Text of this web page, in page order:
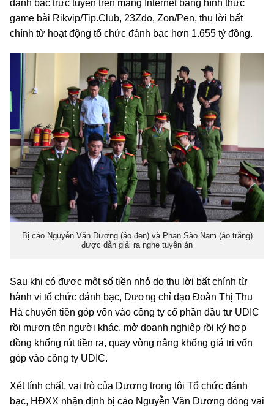
đánh bạc trực tuyến trên mạng Internet bằng hình thức
game bài Rikvip/Tip.Club, 23Zdo, Zon/Pen, thu lời bất
chính từ hoạt động tổ chức đánh bạc hơn 1.655 tỷ đồng.
Bị cáo Nguyễn Văn Dương (áo đen) và Phan Sào Nam (áo trắng)
được dẫn giải ra nghe tuyên án
Sau khi có được một số tiền nhỏ do thu lời bất chính từ
hành vi tổ chức đánh bạc, Dương chỉ đạo Đoàn Thị Thu
Hà chuyển tiền góp vốn vào công ty cổ phần đầu tư UDIC
rồi mượn tên người khác, mở doanh nghiệp rồi ký hợp
đồng khống rút tiền ra, quay vòng nâng khống giá trị vốn
góp vào công ty UDIC.
Xét tính chất, vai trò của Dương trong tội Tổ chức đánh
bạc, HĐXX nhận định bị cáo Nguyễn Văn Dương đóng vai